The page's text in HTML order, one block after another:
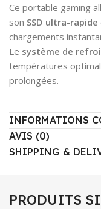
Ce portable gaming
son SSD ultra-rapide
chargements
Le système de
températures
prolongées.
INFORMATIONS
AVIS (0)
SHIPPING &
PRODUITS